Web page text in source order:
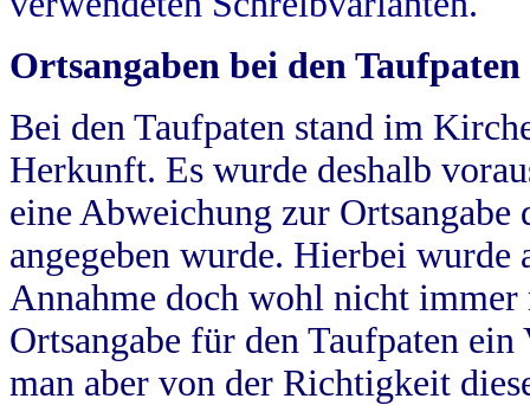
Ortsangaben bei den Taufpaten
Bei den Taufpaten stand im
Herkunft. Es wurde deshalb
eine Abweichung zur
angegeben wurde. Hierbei wurde
Annahme doch wohl nicht
Ortsangabe für den Taufpaten
man aber von der Richtigkeit